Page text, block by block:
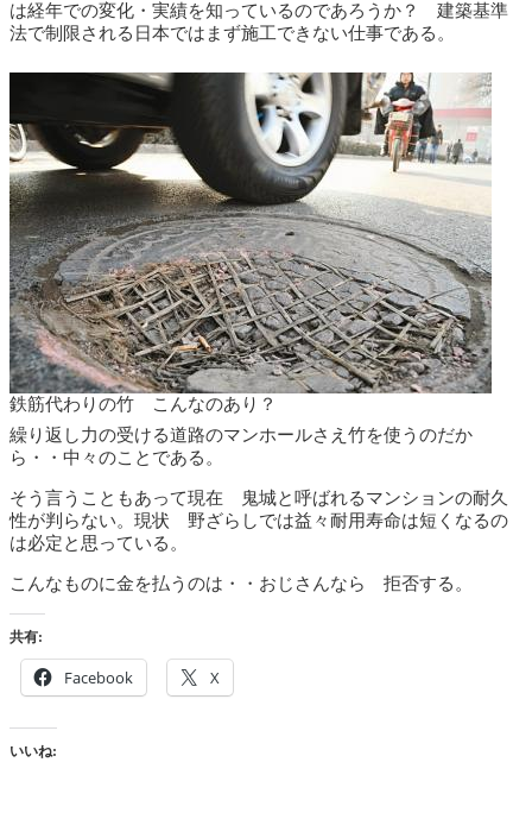
は経年での変化・実績を知っているのであろうか？ 建築基準
法で制限される日本ではまず施工できない仕事である。
鉄筋代わりの竹 こんなのあり？
繰り返し力の受ける道路のマンホールさえ竹を使うのだか
ら・・中々のことである。
そう言うこともあって現在 鬼城と呼ばれるマンションの耐久
性が判らない。現状 野ざらしでは益々耐用寿命は短くなるの
は必定と思っている。
こんなものに金を払うのは・・おじさんなら 拒否する。
共有:
Facebook X
いいね: